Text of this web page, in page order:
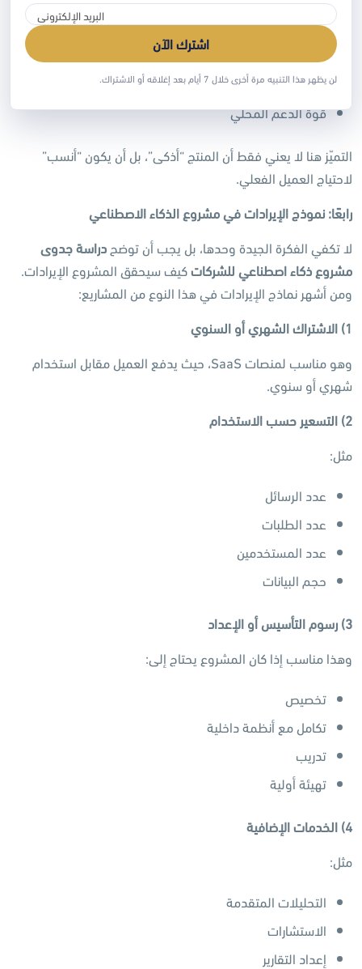
انخفاض التكلفة
تكامل الحل مع الأنظمة الحالية
جودة المخرجات
قوة الدعم المحلي
التميّز هنا لا يعني فقط أن المنتج “أذكى”، بل أن يكون “أنسب”
لاحتياج العميل الفعلي.
رابعًا: نموذج الإيرادات في مشروع الذكاء الاصطناعي
لا تكفي الفكرة الجيدة وحدها، بل يجب أن توضح دراسة جدوى
مشروع ذكاء اصطناعي للشركاتكيف سيحقق المشروع الإيرادات.
ومن أشهر نماذج الإيرادات في هذا النوع من المشاريع:
1) الاشتراك الشهري أو السنوي
وهو مناسب لمنصات SaaS، حيث يدفع العميل مقابل استخدام
شهري أو سنوي.
2) التسعير حسب الاستخدام
مثل:
عدد الرسائل
عدد الطلبات
عدد المستخدمين
حجم البيانات
3) رسوم التأسيس أو الإعداد
وهذا مناسب إذا كان المشروع يحتاج إلى:
تخصيص
تكامل مع أنظمة داخلية
تدريب
تهيئة أولية
4) الخدمات الإضافية
مثل:
التحليلات المتقدمة
الاستشارات
إعداد التقارير
اشترك الآن
لن يظهر هذا التنبيه مرة أخرى خلال 7 أيام بعد إغلاقه أو الاشتراك.